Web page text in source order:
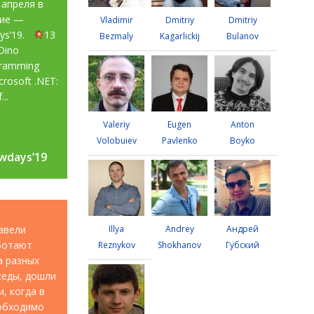
в
—
13
.NET:
разных
дошли
когда в
Vladimir
Bezmaly
Dmitriy
Kagarlickij
Dmitriy
Bulanov
Valeriy
Volobuiev
Eugen
Pavlenko
Anton
Boyko
Illya
Reznykov
Andrey
Shokhanov
Андрей
Губский